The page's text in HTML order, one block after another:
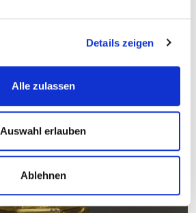
Details zeigen
Alle zulassen
Auswahl erlauben
Ablehnen